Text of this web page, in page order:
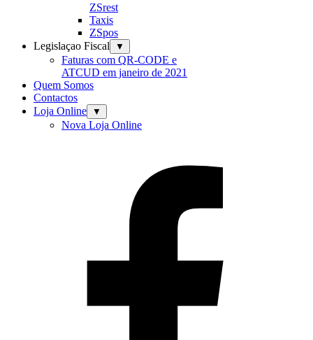
ZSrest
Taxis
ZSpos
Legislaçao Fiscal
▼
Faturas com QR-CODE e
ATCUD em janeiro de 2021
Quem Somos
Contactos
Loja Online
▼
Nova Loja Online